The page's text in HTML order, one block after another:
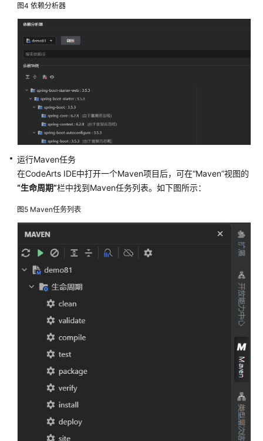
建
项
目
在
CodeArts
IDE
for
Java
配
Java
项
目
运
行
试
Java
项
启
动
配
使
用
Java
图4 依赖分析器
运行Maven任务
在CodeArts IDE中打开一个Maven项目后，可在“Maven”视图的
“生命周期”栏中找到Maven任务列表。如下图所示：
图5 Maven任务列表